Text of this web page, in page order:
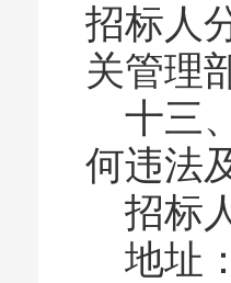
招标人
关管理
十三
何违法
招标
地址